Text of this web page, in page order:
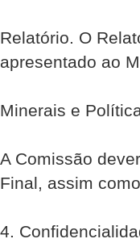
Relatório. O
apresentado ao
Minerais e
A Comissão
Final, assim
4.